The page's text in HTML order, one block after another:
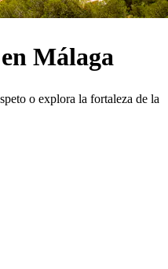
Málaga
o explora la fortaleza de la